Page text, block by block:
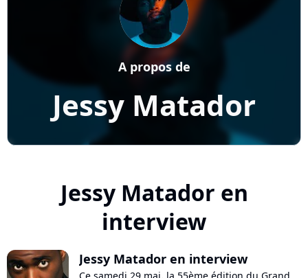
Jessy Matador
A propos de
Jessy Matador en
interview
Jessy Matador en interview